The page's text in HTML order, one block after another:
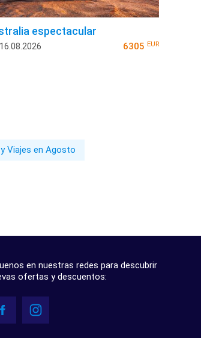
espectacular
6305 EUR
Viajes en Agosto
en nuestras redes para descubrir
ofertas y descuentos: